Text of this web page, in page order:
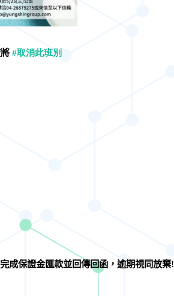
#取消此班別
成保證金匯款並回傳回函，逾期視同放棄!